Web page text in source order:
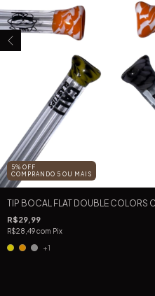
5% OFF
COMPRANDO 5 OU MAIS
TIP BOCAL FLAT DOUBLE COLORS
R$29,99
R$28,49com Pix
+1